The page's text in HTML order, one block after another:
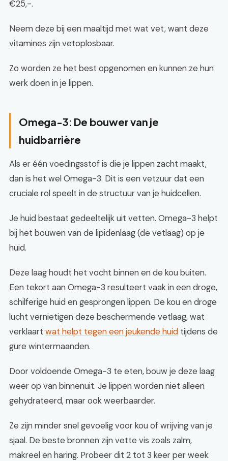
€25,-.
Neem deze bij een maaltijd met wat vet, want deze
vitamines zijn vetoplosbaar.
Zo worden ze het best opgenomen en kunnen ze hun
werk doen in je lippen.
Omega-3: De bouwer van je
huidbarrière
Als er één voedingsstof is die je lippen zacht maakt,
dan is het wel Omega-3. Dit is een vetzuur dat een
cruciale rol speelt in de structuur van je huidcellen.
Je huid bestaat gedeeltelijk uit vetten. Omega-3 helpt
bij het bouwen van de lipidenlaag (de vetlaag) op je
huid.
Deze laag houdt het vocht binnen en de kou buiten.
Een tekort aan Omega-3 resulteert vaak in een droge,
schilferige huid en gesprongen lippen. De kou en droge
lucht vernietigen deze beschermende vetlaag, wat
verklaart wat helpt tegen een jeukende huid tijdens de
gure wintermaanden.
Door voldoende Omega-3 te eten, bouw je deze laag
weer op van binnenuit. Je lippen worden niet alleen
gehydrateerd, maar ook weerbaarder.
Ze zijn minder snel gevoelig voor kou of wrijving van je
sjaal. De beste bronnen zijn vette vis zoals zalm,
makreel en haring. Probeer dit 2 tot 3 keer per week